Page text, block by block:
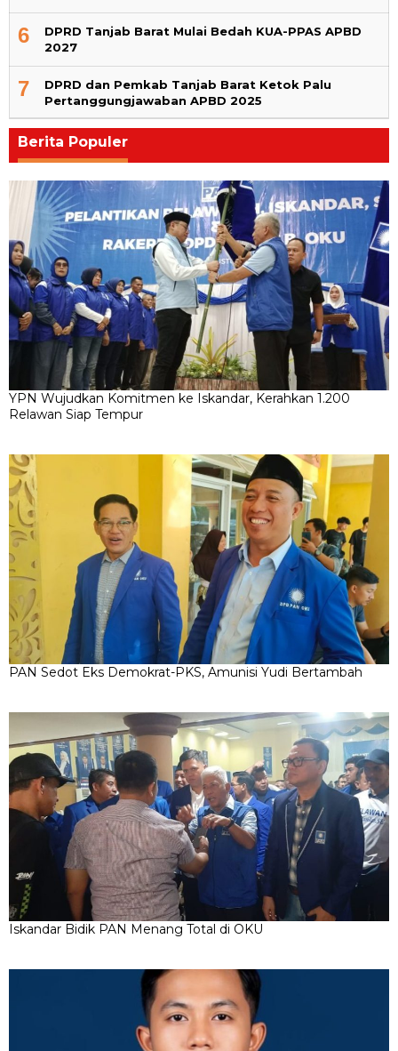
6
DPRD Tanjab Barat Mulai Bedah KUA-PPAS APBD
2027
7
DPRD dan Pemkab Tanjab Barat Ketok Palu
Pertanggungjawaban APBD 2025
Berita Populer
YPN Wujudkan Komitmen ke Iskandar, Kerahkan 1.200
Relawan Siap Tempur
PAN Sedot Eks Demokrat-PKS, Amunisi Yudi Bertambah
Iskandar Bidik PAN Menang Total di OKU